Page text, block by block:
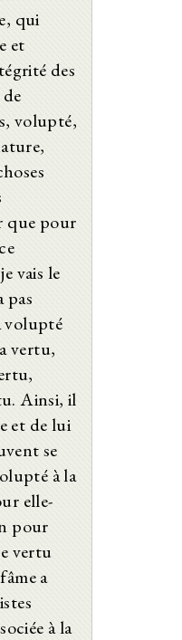
qui
et
des
volupté,
que pour
vais le
pas
volupté
vertu,
Ainsi, il
et de lui
se
à la
elle-
pour
vertu
a
à la